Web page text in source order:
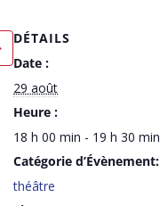
DÉTAILS
Date :
29 août
Heure :
18 h 00 min - 19 h 30 min
Catégorie d’Évènement:
théâtre